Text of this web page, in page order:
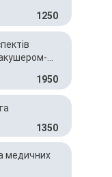
1250
1950
1350
медичних